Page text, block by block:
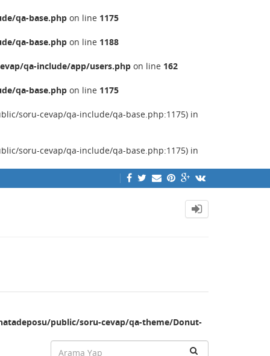
qa-base.php on line 1175
qa-base.php on line 1188
qa-include/app/users.php on line 162
qa-base.php on line 1175
soru-cevap/qa-include/qa-base.php:1175) in
soru-cevap/qa-include/qa-base.php:1175) in
public/soru-cevap/qa-theme/Donut-